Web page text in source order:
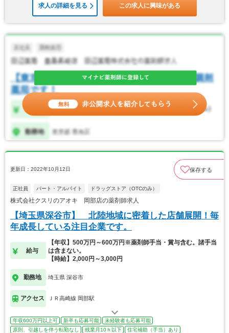
求人の詳細を見る この求人に興味がある
更新日：2022年10月12日 保存する
正社員 パート・アルバイト ドラッグストア（OTCのみ）
株式会社クスリのアオキ 岡部店の薬剤師求人
【埼玉県深谷市】 北陸地域に密着した店舗展開！毎
年成長している注目企業です。
給与
【年収】500万円～600万円※薬剤師手当・賞与含む。諸手当
は含まない。
【時給】2,000円～3,000円
勤務地 埼玉県 深谷市
アクセス ＪＲ高崎線 岡部駅
年収600万円以上可 新卒も応募可能
未経験者も応募可能
原則、引越しを伴う転勤なし
残業月10ｈ以下 住宅補助（手当）あり